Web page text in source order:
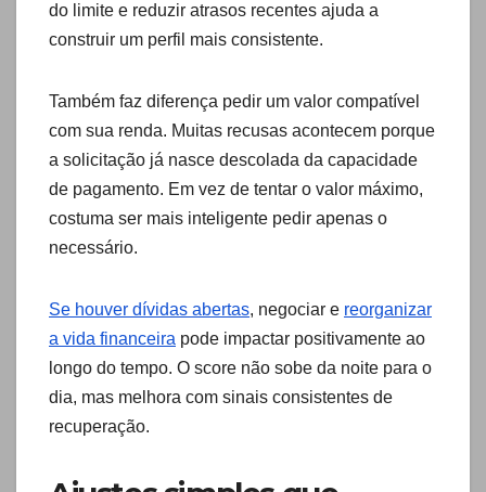
do limite e reduzir atrasos recentes ajuda a
construir um perfil mais consistente.
Também faz diferença pedir um valor compatível
com sua renda. Muitas recusas acontecem porque
a solicitação já nasce descolada da capacidade
de pagamento. Em vez de tentar o valor máximo,
costuma ser mais inteligente pedir apenas o
necessário.
Se houver dívidas abertas, negociar e reorganizar
a vida financeira pode impactar positivamente ao
longo do tempo. O score não sobe da noite para o
dia, mas melhora com sinais consistentes de
recuperação.